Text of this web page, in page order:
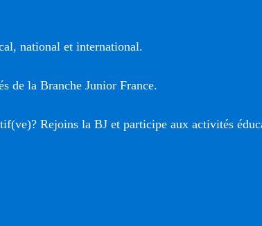
national et international.
de la Branche Junior France.
Rejoins la BJ et participe aux activités